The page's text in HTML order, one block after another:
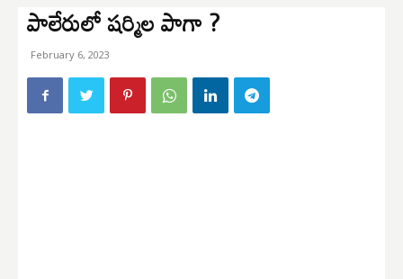
పాలేరులో షర్మిల పాగా ?
February 6, 2023